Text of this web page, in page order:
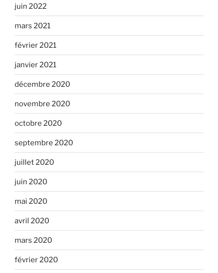
juin 2022
mars 2021
février 2021
janvier 2021
décembre 2020
novembre 2020
octobre 2020
septembre 2020
juillet 2020
juin 2020
mai 2020
avril 2020
mars 2020
février 2020